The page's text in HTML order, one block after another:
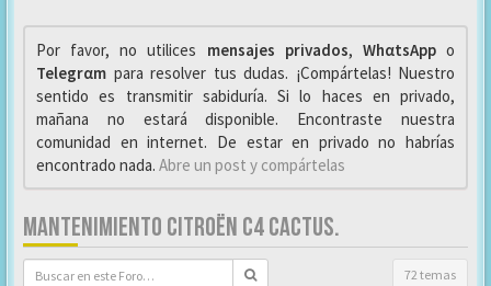
Por favor, no utilices mensajes privados, WhαtsAppo
Telegrαm para resolver tus dudas. ¡Compártelas! Nuestro
sentido es transmitir sabiduría. Si lo haces en privado,
mañana no estará disponible. Encontraste nuestra
comunidad en internet. De estar en privado no habrías
encontrado nada. Abre un post y compártelas
MANTENIMIENTO CITROËN C4 CACTUS.
72 temas